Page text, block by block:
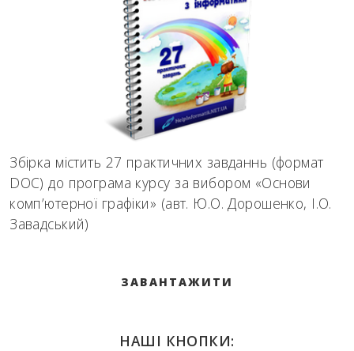
Збірка містить 27 практичних завданнь (формат
DOC) до програма курсу за вибором «Основи
комп’ютерної графіки» (авт. Ю.О. Дорошенко, І.О.
Завадський)
ЗАВАНТАЖИТИ
НАШІ КНОПКИ: